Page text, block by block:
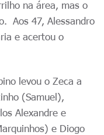
na área, mas o
Aos 47, Alessandro
e acertou o
levou o Zeca a
(Samuel),
Alexandre e
e Diogo